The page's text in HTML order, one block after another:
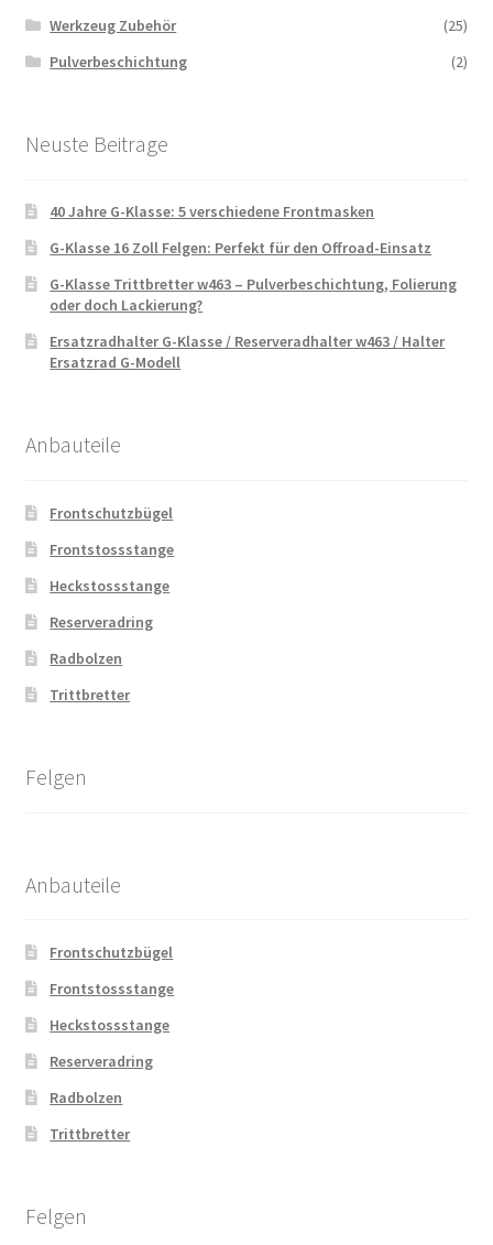
Werkzeug Zubehör
(25)
Pulverbeschichtung
(2)
Neuste Beitrage
40 Jahre G-Klasse: 5 verschiedene Frontmasken
G-Klasse 16 Zoll Felgen: Perfekt für den Offroad-Einsatz
G-Klasse Trittbretter w463 – Pulverbeschichtung, Folierung
oder doch Lackierung?
Ersatzradhalter G-Klasse / Reserveradhalter w463 / Halter
Ersatzrad G-Modell
Anbauteile
Frontschutzbügel
Frontstossstange
Heckstossstange
Reserveradring
Radbolzen
Trittbretter
Felgen
Anbauteile
Frontschutzbügel
Frontstossstange
Heckstossstange
Reserveradring
Radbolzen
Trittbretter
Felgen